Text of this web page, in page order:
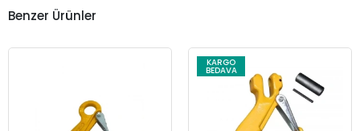
Benzer Ürünler
KARGO
BEDAVA